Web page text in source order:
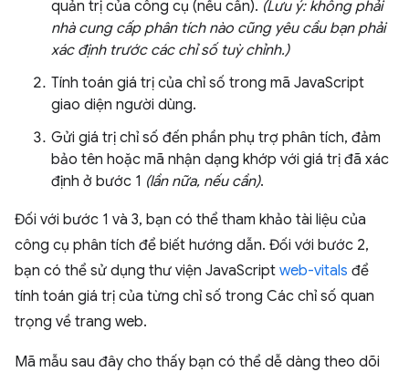
quản trị của công cụ (nếu cần). (Lưu ý: không phải
nhà cung cấp phân tích nào cũng yêu cầu bạn phải
xác định trước các chỉ số tuỳ chỉnh.)
Tính toán giá trị của chỉ số trong mã JavaScript
giao diện người dùng.
Gửi giá trị chỉ số đến phần phụ trợ phân tích, đảm
bảo tên hoặc mã nhận dạng khớp với giá trị đã xác
định ở bước 1 (lần nữa, nếu cần).
Đối với bước 1 và 3, bạn có thể tham khảo tài liệu của
công cụ phân tích để biết hướng dẫn. Đối với bước 2,
bạn có thể sử dụng thư viện JavaScript web-vitals để
tính toán giá trị của từng chỉ số trong Các chỉ số quan
trọng về trang web.
Mã mẫu sau đây cho thấy bạn có thể dễ dàng theo dõi